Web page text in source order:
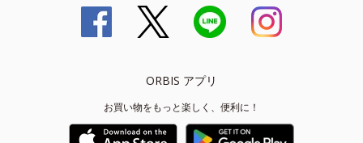
ORBIS アプリ
お買い物をもっと楽しく、便利に！